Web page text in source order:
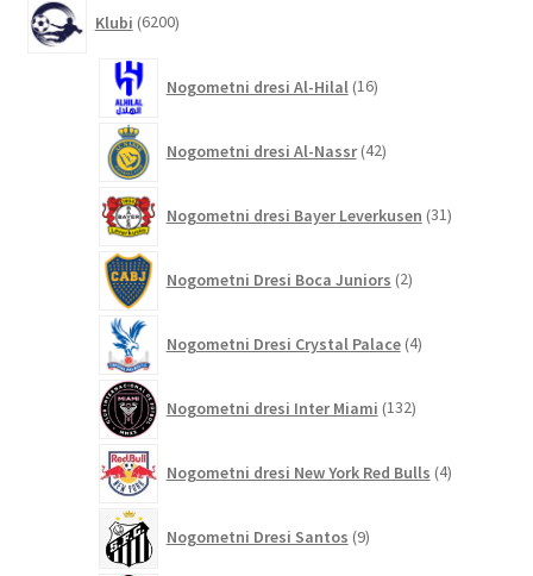
Klubi 6200izdelkov
Nogometni dresi Al-Hilal 16izdelkov
Nogometni dresi Al-Nassr 42izdelkov
Nogometni dresi Bayer Leverkusen 31izdelkov
Nogometni Dresi Boca Juniors 2izdelka
Nogometni Dresi Crystal Palace 4izdelki
Nogometni dresi Inter Miami 132izdelkov
Nogometni dresi New York Red Bulls 4izdelki
Nogometni Dresi Santos 9izdelkov